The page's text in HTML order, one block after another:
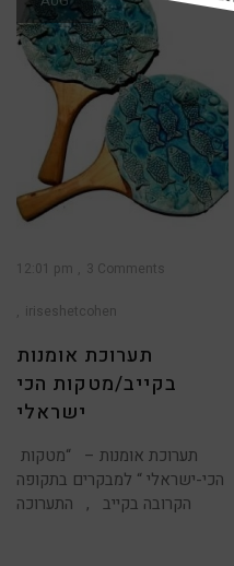
12:01 pm 3 Comments
iriseshetcohen
תערוכת אומנות
בקייב/מטקות הכי
ישראלי
הכי-ישראלי “ למבקרים בתקופה
הקרובה בקייב , התערוכה